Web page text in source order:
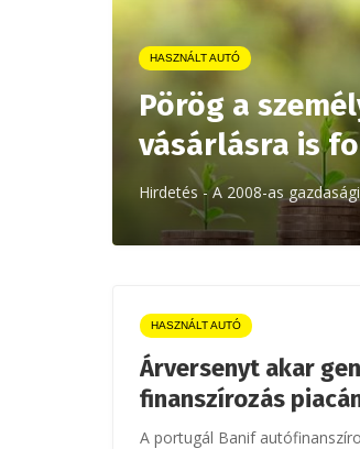
HASZNÁLT AUTÓ
Pörög a
vásárlásra is
Hirdetés - A 2008-as
HASZNÁLT AUTÓ
Árversenyt akar
finanszírozás
A portugál Banif